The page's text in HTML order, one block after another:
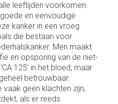
leeftijden voorkomen.
en eenvoudige
kanker in een vroeg
die bestaan voor
Men maakt
en opsporing van de niet-
125’ in het bloed, maar
betrouwbaar.
vaak geen klachten zijn,
als er reeds